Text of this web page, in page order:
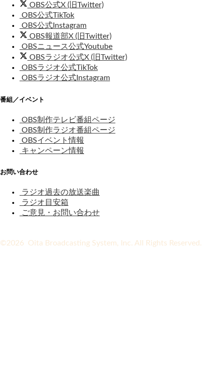
OBS公式X (旧Twitter)
OBS公式TikTok
OBS公式Instagram
OBS報道部X (旧Twitter)
OBSニュース公式Youtube
OBSラジオ公式X (旧Twitter)
OBSラジオ公式TikTok
OBSラジオ公式Instagram
番組／イベント
OBS制作テレビ番組ページ
OBS制作ラジオ番組ページ
OBSイベント情報
キャンペーン情報
お問い合わせ
ラジオ過去の放送楽曲
ラジオ目安箱
ご意見・お問い合わせ
©2026 Oita Broadcasting System, Inc. All Rights Reserved.